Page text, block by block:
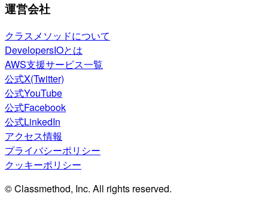
運営会社
クラスメソッドについて
DevelopersIOとは
AWS支援サービス一覧
公式X(Twitter)
公式YouTube
公式Facebook
公式LinkedIn
アクセス情報
プライバシーポリシー
クッキーポリシー
© Classmethod, Inc. All rights reserved.